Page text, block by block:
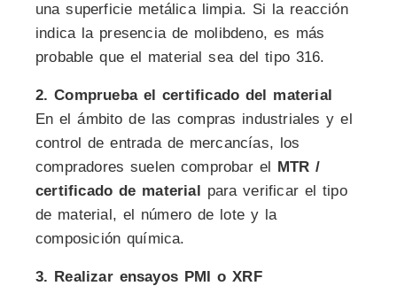
una superficie metálica limpia. Si la reacción
indica la presencia de molibdeno, es más
probable que el material sea del tipo 316.
2. Comprueba el certificado del material
En el ámbito de las compras industriales y el
control de entrada de mercancías, los
compradores suelen comprobar el MTR /
certificado de material para verificar el tipo
de material, el número de lote y la
composición química.
3. Realizar ensayos PMI o XRF